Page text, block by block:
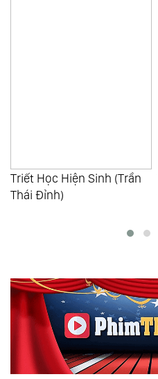
Triết Học Hiện Sinh (Trần
Thái Đỉnh)